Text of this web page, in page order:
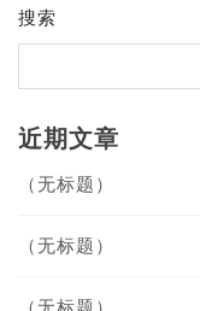
搜索
近期文章
（无标题）
（无标题）